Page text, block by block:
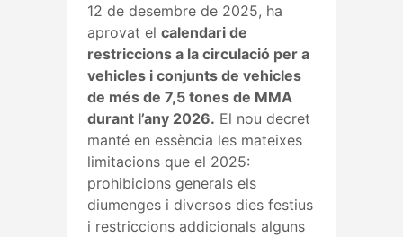
12 de desembre de 2025, ha
aprovat el calendari de
restriccions a la circulació per a
vehicles i conjunts de vehicles
de més de 7,5 tones de MMA
durant l’any 2026. El nou decret
manté en essència les mateixes
limitacions que el 2025:
prohibicions generals els
diumenges i diversos dies festius
i restriccions addicionals alguns